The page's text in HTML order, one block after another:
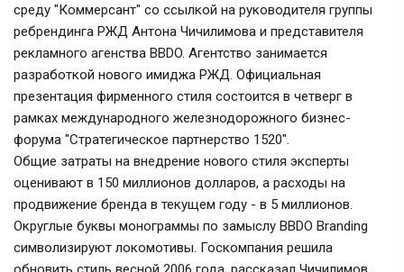
среду "Коммерсант" со ссылкой на руководителя группы
ребрендинга РЖД Антона Чичилимова и представителя
рекламного агенства BBDO. Агентство занимается
разработкой нового имиджа РЖД. Официальная
презентация фирменного стиля состоится в четверг в
рамках международного железнодорожного бизнес-
форума "Стратегическое партнерство 1520".
Общие затраты на внедрение нового стиля эксперты
оценивают в 150 миллионов долларов, а расходы на
продвижение бренда в текущем году - в 5 миллионов.
Округлые буквы монограммы по замыслу BBDO Branding
символизируют локомотивы. Госкомпания решила